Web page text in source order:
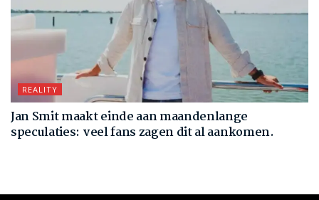
REALITY
Jan Smit maakt einde aan maandenlange
speculaties: veel fans zagen dit al aankomen.